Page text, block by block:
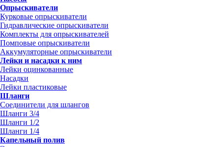
Опрыскиватели
Курковые опрыскиватели
Гидравлические опрыскиватели
Комплекты для опрыскивателей
Помповые опрыскиватели
Аккумуляторные опрыскиватели
Лейки и насадки к ним
Лейки оцинкованные
Насадки
Лейки пластиковые
Шланги
Соединители для шлангов
Шланги 3/4
Шланги 1/2
Шланги 1/4
Капельный полив